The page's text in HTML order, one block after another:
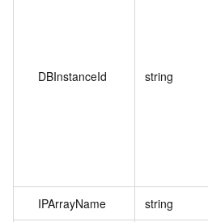
DBInstanceId string
IPArrayName string